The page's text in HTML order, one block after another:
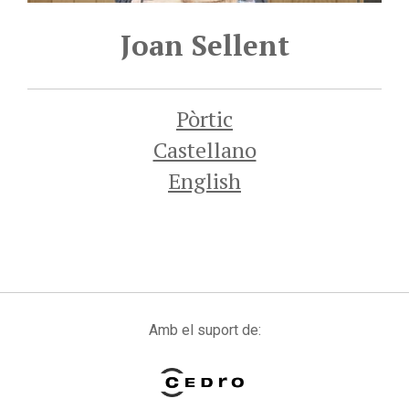
Joan Sellent
Pòrtic
Castellano
English
Amb el suport de: